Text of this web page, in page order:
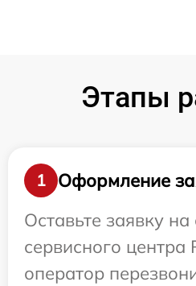
Этапы
1
Оформление
Оставьте заявку на
сервисного
оператор